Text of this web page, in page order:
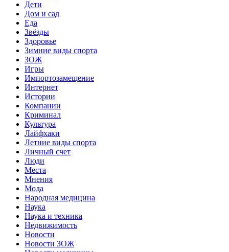
Дети
Дом и сад
Еда
Звёзды
Здоровье
Зимние виды спорта
ЗОЖ
Игры
Импортозамещение
Интернет
Истории
Компании
Криминал
Культура
Лайфхаки
Летние виды спорта
Личный счет
Люди
Места
Мнения
Мода
Народная медицина
Наука
Наука и техника
Недвижимость
Новости
Новости ЗОЖ